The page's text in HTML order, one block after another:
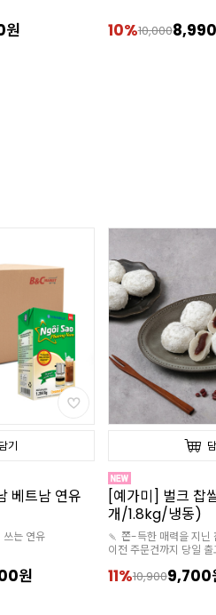
10%50,000
담기
떡 (60g*30
쌀떡 🚘 오전 9시
[예가미] 벌크
개/1.8kg/냉동)
🍡 쫀-득한 매력을 지닌
이전 주문건까지 당일 출
11%10,9009,700